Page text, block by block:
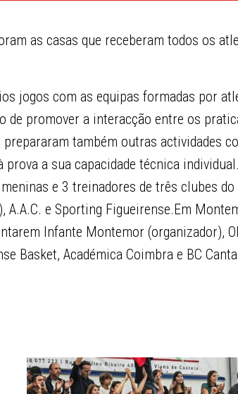
as casas que receberam todos os
jogos com as equipas formadas por
de promover a interacção entre os
também outras actividades
a sua capacidade técnica
e 3 treinadores de três clubes
A.A.C. e Sporting Figueirense.Em
Infante Montemor (organizador),
Basket, Académica Coimbra e BC